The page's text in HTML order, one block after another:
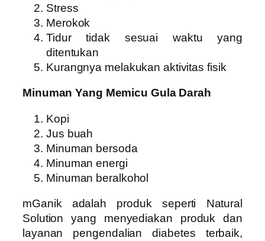
Stress
Merokok
Tidur tidak sesuai waktu yang
ditentukan
Kurangnya melakukan aktivitas fisik
Minuman Yang Memicu Gula Darah
Kopi
Jus buah
Minuman bersoda
Minuman energi
Minuman beralkohol
mGanik adalah produk seperti Natural
Solution yang menyediakan produk dan
layanan pengendalian diabetes terbaik,